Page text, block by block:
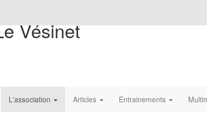
Vésinet
L'association Articles Entrainements